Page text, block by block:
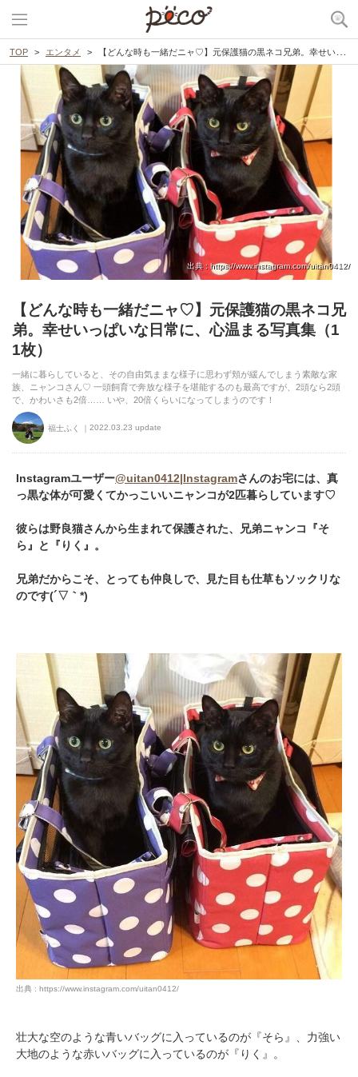
TOP エンタメ 【どんな時も一緒だニャ♡】元保護猫の黒ネコ兄弟。幸せいっぱいな日常に、心温まる写真集（11枚）
出典 : https://www.instagram.com/uitan0412/
【どんな時も一緒だニャ♡】元保護猫の黒ネコ兄
弟。幸せいっぱいな日常に、心温まる写真集（1
1枚）
一緒に暮らしていると、その自由気ままな様子に思わず頬が緩んでしまう素敵な家
族、ニャンコさん♡ 一頭飼育で奔放な様子を堪能するのも最高ですが、2頭なら2頭
で、かわいさも2倍…… いや、20倍くらいになってしまうのです！
福士ふく 2022.03.23 update
Instagramユーザー@uitan0412|Instagramさんのお宅には、真
っ黒な体が可愛くてかっこいいニャンコが2匹暮らしています♡
彼らは野良猫さんから生まれて保護された、兄弟ニャンコ『そ
ら』と『りく』。
兄弟だからこそ、とっても仲良しで、見た目も仕草もソックリな
のです(´▽｀*)
出典 : https://www.instagram.com/uitan0412/
壮大な空のような青いバッグに入っているのが『そら』、力強い
大地のような赤いバッグに入っているのが『りく』。